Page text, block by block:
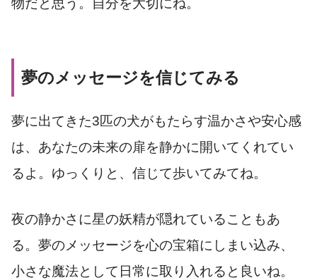
夢のメッセージを信じてみる
夢に出てきた3匹の犬がもたらす温かさや安心感
は、あなたの未来の扉を静かに開いてくれてい
るよ。ゆっくりと、信じて歩いてみてね。
夜の静かさに星の妖精が隠れていることもあ
る。夢のメッセージを心の宝箱にしまい込み、
小さな魔法として日常に取り入れると良いね。